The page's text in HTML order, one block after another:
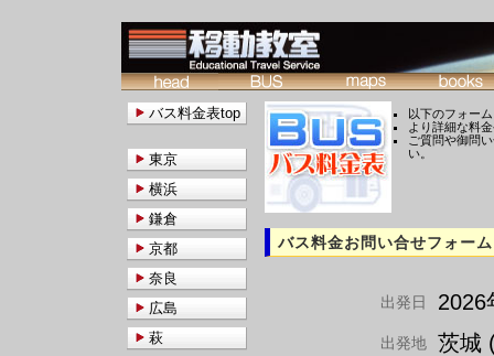
以下のフォー
より詳細な料
ご質問や御問
い。
バス料金お問い合せフォーム
出発日 2026
出発地 茨城
バス料金表top
東京
横浜
鎌倉
京都
奈良
広島
萩